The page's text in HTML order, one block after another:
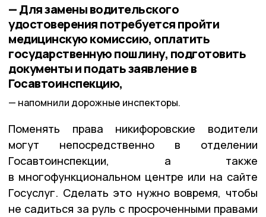
— Для замены водительского
удостоверения потребуется пройти
медицинскую комиссию, оплатить
государственную пошлину, подготовить
документы и подать заявление в
Госавтоинспекцию,
напомнили дорожные инспекторы.
Поменять права никифоровские водители
могут непосредственно в отделении
Госавтоинспекции, а также
в многофункциональном центре или на сайте
Госуслуг. Сделать это нужно вовремя, чтобы
не садиться за руль с просроченными правами